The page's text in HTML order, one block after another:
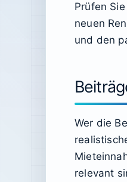
Prüfen
neuen
und den
Wer die
relevant